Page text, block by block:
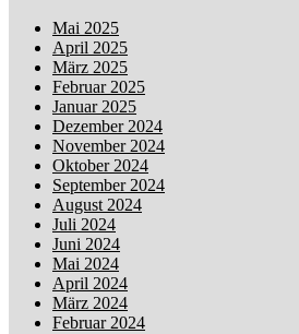
Mai 2025
April 2025
März 2025
Februar 2025
Januar 2025
Dezember 2024
November 2024
Oktober 2024
September 2024
August 2024
Juli 2024
Juni 2024
Mai 2024
April 2024
März 2024
Februar 2024